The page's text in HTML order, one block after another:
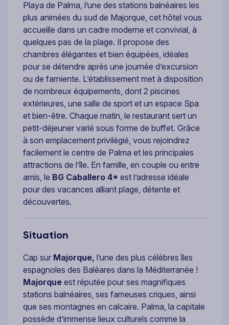
Playa de Palma, l’une des stations balnéaires les
plus animées du sud de Majorque, cet hôtel vous
accueille dans un cadre moderne et convivial, à
quelques pas de la plage. Il propose des
chambres élégantes et bien équipées, idéales
pour se détendre après une journée d’excursion
ou de farniente. L’établissement met à disposition
de nombreux équipements, dont 2 piscines
extérieures, une salle de sport et un espace Spa
et bien-être. Chaque matin, le restaurant sert un
petit-déjeuner varié sous forme de buffet. Grâce
à son emplacement privilégié, vous rejoindrez
facilement le centre de Palma et les principales
attractions de l’île. En famille, en couple ou entre
amis, le BG Caballero 4* est l’adresse idéale
pour des vacances alliant plage, détente et
découvertes.
Situation
Cap sur Majorque, l’une des plus célèbres îles
espagnoles des Baléares dans la Méditerranée !
Majorque est réputée pour ses magnifiques
stations balnéaires, ses fameuses criques, ainsi
que ses montagnes en calcaire. Palma, la capitale
possède d’immense lieux culturels comme la